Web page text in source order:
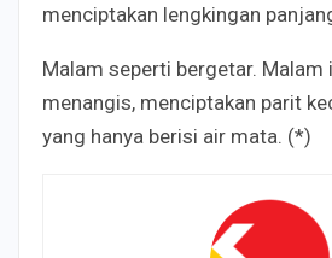
menciptakan lengkingan
Malam seperti bergetar. Malam
menangis, menciptakan parit
yang hanya berisi air mata. (*)